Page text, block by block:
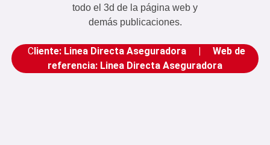
todo el 3d de la página web y
demás publicaciones.
Cliente: Linea Directa Aseguradora| Web de
referencia: Linea Directa Aseguradora